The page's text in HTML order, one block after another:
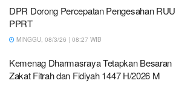
DPR Dorong Percepatan Pengesahan RUU
PPRT
MINGGU, 08/3/26 | 08:27 WIB
Kemenag Dharmasraya Tetapkan Besaran
Zakat Fitrah dan Fidiyah 1447 H/2026 M